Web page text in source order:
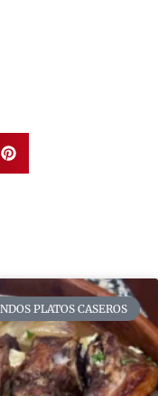
PLATOS CASEROS